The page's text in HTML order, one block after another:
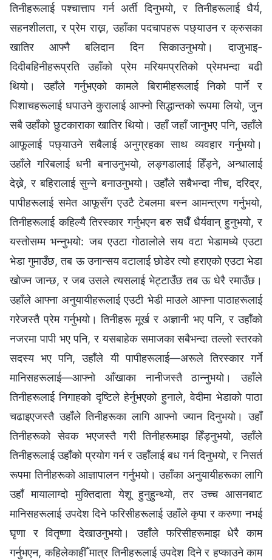
तिनीहरूलाई पश्‍चात्ताप गर्न अर्ती दिनुभयो, र तिनीहरूलाई धैर्य,
सहनशीलता, र प्रेम राख्न, उहाँका पदचापहरू पछ्याउन र क्रुसका
खातिर आफ्नै बलिदान दिन सिकाउनुभयो। दाजुभाइ-
दिदीबहिनीहरूप्रति उहाँको प्रेम मरियमप्रतिको प्रेमभन्दा बढी
थियो। उहाँले गर्नुभएको कामले बिरामीहरूलाई निको पार्ने र
पिशाचहरूलाई धपाउने कुरालाई आफ्नो सिद्धान्तको रूपमा लियो, जुन
सबै उहाँको छुटकाराका खातिर थियो। उहाँ जहाँ जानुभए पनि, उहाँले
आफूलाई पछ्याउने सबैलाई अनुग्रहका साथ व्यवहार गर्नुभयो।
उहाँले गरिबलाई धनी बनाउनुभयो, लङ्गडालाई हिँड्ने, अन्धालाई
देख्ने, र बहिरालाई सुन्ने बनाउनुभयो। उहाँले सबैभन्दा नीच, दरिद्र,
पापीहरूलाई समेत आफूसँग एउटै टेबलमा बस्न आमन्त्रण गर्नुभयो,
तिनीहरूलाई कहिल्यै तिरस्कार गर्नुभएन बरु सधैँ धैर्यवान् हुनुभयो, र
यस्तोसम्म भन्नुभयो: जब एउटा गोठालोले सय वटा भेडामध्ये एउटा
भेडा गुमाउँछ, तब ऊ उनान्सय वटालाई छोडेर त्यो हराएको एउटा भेडा
खोज्न जान्छ, र जब उसले त्यसलाई भेट्टाउँछ तब ऊ धेरै रमाउँछ।
उहाँले आफ्ना अनुयायीहरूलाई एउटी भेडी माउले आफ्ना पाठाहरूलाई
गरेजस्तै प्रेम गर्नुभयो। तिनीहरू मूर्ख र अज्ञानी भए पनि, र उहाँको
नजरमा पापी भए पनि, र यसबाहेक समाजका सबैभन्दा तल्लो स्तरको
सदस्य भए पनि, उहाँले यी पापीहरूलाई—अरूले तिरस्कार गर्ने
मानिसहरूलाई—आफ्नो आँखाका नानीजस्तै ठान्नुभयो। उहाँले
तिनीहरूलाई निगाहको दृष्टिले हेर्नुभएको हुनाले, वेदीमा भेडाको पाठा
चढाइएजस्तै उहाँले तिनीहरूका लागि आफ्नो ज्यान दिनुभयो। उहाँ
तिनीहरूको सेवक भएजस्तै गरी तिनीहरूमाझ हिँड्नुभयो, उहाँले
तिनीहरूलाई उहाँको प्रयोग गर्न र उहाँलाई बध गर्न दिनुभयो, र निसर्त
रूपमा तिनीहरूको आज्ञापालन गर्नुभयो। उहाँका अनुयायीहरूका लागि
उहाँ मायालाग्दो मुक्तिदाता येशू हुनुहुन्थ्यो, तर उच्च आसनबाट
मानिसहरूलाई उपदेश दिने फरिसीहरूलाई उहाँले कृपा र करुणा नभई
घृणा र वितृष्णा देखाउनुभयो। उहाँले फरिसीहरूमाझ धेरै काम
गर्नुभएन, कहिलेकाहीँ मात्र तिनीहरूलाई उपदेश दिने र हप्काउने काम